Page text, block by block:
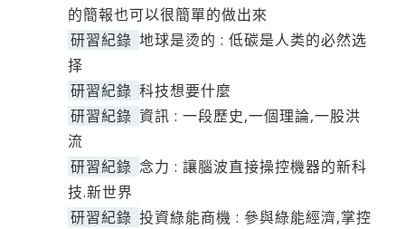
的簡報也可以很簡單的做出來
研習紀錄 地球是烫的 : 低碳是人类的必然选
择
研習紀錄 科技想要什麼
研習紀錄 資訊 : 一段歷史,一個理論,一股洪
流
研習紀錄 念力 : 讓腦波直接操控機器的新科
技.新世界
研習紀錄 投資綠能商機 : 參與綠能經濟,掌控